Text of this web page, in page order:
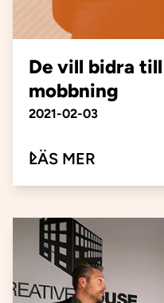
De vill bidra
mobbning​
Publiceringsdatum
2021-02-03
LÄS MER